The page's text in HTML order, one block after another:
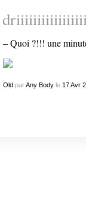
– Quoi ?!!! une
Old parAny Bodyle 17 Avr